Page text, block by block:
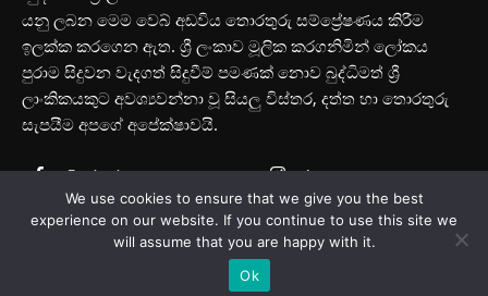
යනු ලබන මෙම වෙබ් අඩවිය තොරතුරු සම්ප්‍රේෂණය කිරීම
ඉලක්ක කරගෙන ඇත. ශ්‍රී ලංකාව මූලික කරගනිමින් ලෝකය
පුරාම සිදුවන වැදගත් සිදුවීම් පමණක් නොව බුද්ධිමත් ශ්‍රී
ලාංකිකයකුට අවශ්‍යවන්නා වූ සියලු විස්තර, දත්ත හා තොරතුරු
සැපයීම අපගේ අපේක්ෂාවයි.
Youtube
We use cookies to ensure that we give you the best
experience on our website. If you continue to use this site we
will assume that you are happy with it.
Ok